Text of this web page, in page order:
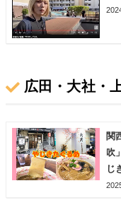
広田・大社・
関
吹
じ